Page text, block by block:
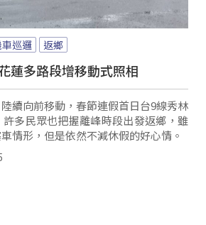
巡邏 返鄉
蓮多路段增移動式照相
續向前移動，春節連假首日台9線秀林
多民眾也把握離峰時段出發返鄉，雖
情形，但是依然不減休假的好心情。